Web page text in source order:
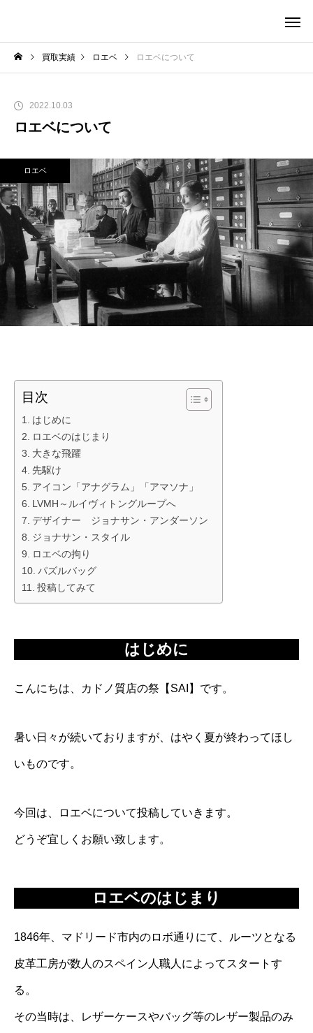
買取実績 ロエベ ロエベについて
2022.10.03
ロエベについて
ロエベ
目次
はじめに
ロエベのはじまり
大きな飛躍
先駆け
アイコン「アナグラム」「アマソナ」
LVMH～ルイヴィトングループへ
デザイナー ジョナサン・アンダーソン
ジョナサン・スタイル
ロエベの拘り
パズルバッグ
投稿してみて
はじめに
こんにちは、カドノ質店の祭【SAI】です。
暑い日々が続いておりますが、はやく夏が終わってほし
いものです。
今回は、ロエベについて投稿していきます。
どうぞ宜しくお願い致します。
ロエベのはじまり
1846年、マドリード市内のロボ通りにて、ルーツとなる
皮革工房が数人のスペイン人職人によってスタートす
る。
その当時は、レザーケースやバッグ等のレザー製品のみ